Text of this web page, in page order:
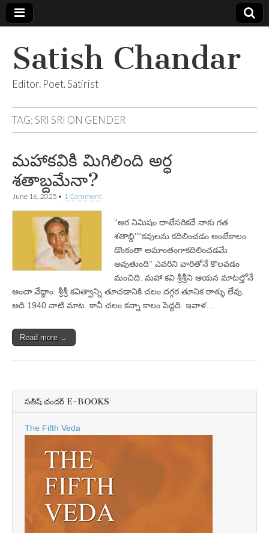
Satish Chandar
Editor. Poet. Satirist
TAG:SRI SRI ON GENDER
మహాకవికి మిగిలింది అర్ధ
శతాబ్దమేనా?
June 16, 2025 • 1 Comment
‘‘అర నిమిషం దాటేసరికదే నాకు గత
శతాబ్ది’’‘‘కవులను కదిలించడం అంటేకాలం
డొంకంతా అమాంతంగాకదిలించడమే
అవుతుంది’’ ఎవరిని వారితోనే కొలవడం
మంచిది. మహా కవి శ్రీశ్రీని ఆయన మాటల్తోనే
అంచా వేద్దాం. శ్రీశ్రీ కవిత్వాన్ని తూచడానికి చలం దగ్గర తూనిక రాళ్ళు లేవు.
అది 1940 నాటి మాట. కానీ చలం కన్నా కాలం పెద్దది. ఇవాళ…
Read more →
సతీష్ చందర్ E-BOOKS
The Fifth Veda